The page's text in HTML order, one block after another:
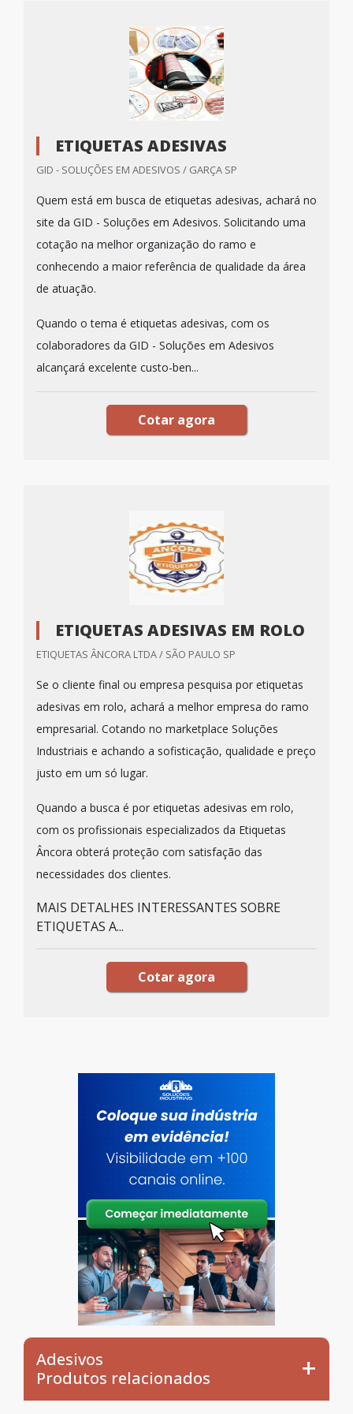
ETIQUETAS ADESIVAS
GID - SOLUÇÕES EM ADESIVOS / GARÇA SP
Quem está em busca de etiquetas adesivas, achará no
site da GID - Soluções em Adesivos. Solicitando uma
cotação na melhor organização do ramo e
conhecendo a maior referência de qualidade da área
de atuação.
Quando o tema é etiquetas adesivas, com os
colaboradores da GID - Soluções em Adesivos
alcançará excelente custo-ben...
Cotar agora
ETIQUETAS ADESIVAS EM ROLO
ETIQUETAS ÂNCORA LTDA / SÃO PAULO SP
Se o cliente final ou empresa pesquisa por etiquetas
adesivas em rolo, achará a melhor empresa do ramo
empresarial. Cotando no marketplace Soluções
Industriais e achando a sofisticação, qualidade e preço
justo em um só lugar.
Quando a busca é por etiquetas adesivas em rolo,
com os profissionais especializados da Etiquetas
Âncora obterá proteção com satisfação das
necessidades dos clientes.
MAIS DETALHES INTERESSANTES SOBRE
ETIQUETAS A...
Cotar agora
Adesivos
Produtos relacionados